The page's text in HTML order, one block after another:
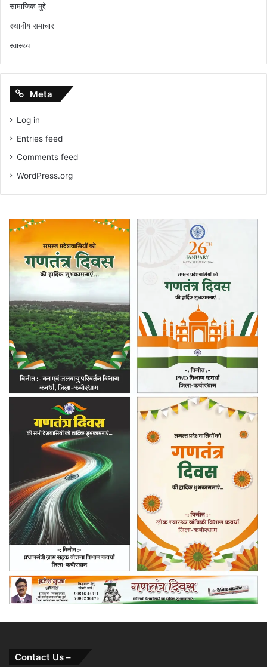
सामाजिक मुद्दे
स्थानीय समाचार
स्वास्थ्य
Meta
Log in
Entries feed
Comments feed
WordPress.org
Contact Us –